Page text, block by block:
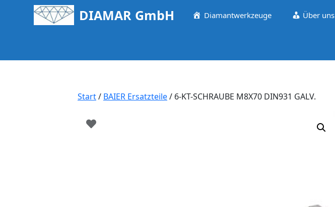
DIAMAR GmbH Diamantwerkzeuge Über uns
Start/ BAIER Ersatzteile/ 6-KT-SCHRAUBE M8X70 DIN931 GALV.